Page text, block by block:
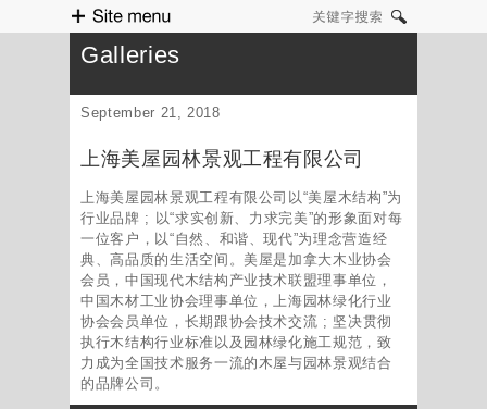
Galleries
September 21, 2018
上海美屋园林景观工程有限公司
上海美屋园林景观工程有限公司以“美屋木结构”为
行业品牌 ; 以“求实创新、力求完美”的形象面对每
一位客户，以“自然、和谐、现代”为理念营造经
典、高品质的生活空间。美屋是加拿大木业协会
会员，中国现代木结构产业技术联盟理事单位，
中国木材工业协会理事单位，上海园林绿化行业
协会会员单位，长期跟协会技术交流 ; 坚决贯彻
执行木结构行业标准以及园林绿化施工规范，致
力成为全国技术服务一流的木屋与园林景观结合
的品牌公司。